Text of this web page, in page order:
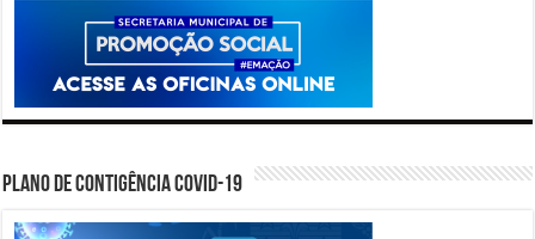
PLANO DE CONTIGÊNCIA COVID-19